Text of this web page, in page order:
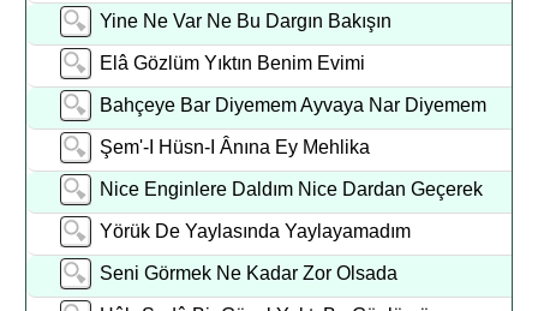
Yine Ne Var Ne Bu Dargın Bakışın
Elâ Gözlüm Yıktın Benim Evimi
Bahçeye Bar Diyemem Ayvaya Nar Diyemem
Şem'-I Hüsn-I Ânına Ey Mehlika
Nice Enginlere Daldım Nice Dardan Geçerek
Yörük De Yaylasında Yaylayamadım
Seni Görmek Ne Kadar Zor Olsada